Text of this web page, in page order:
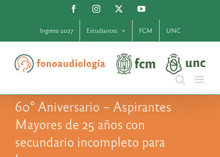
FacebookInstagram YouTube
Ingreso 2027 Estudiantes FCM UNC
60° Aniversario – Aspirantes
Mayores de 25 años con
secundario incompleto para